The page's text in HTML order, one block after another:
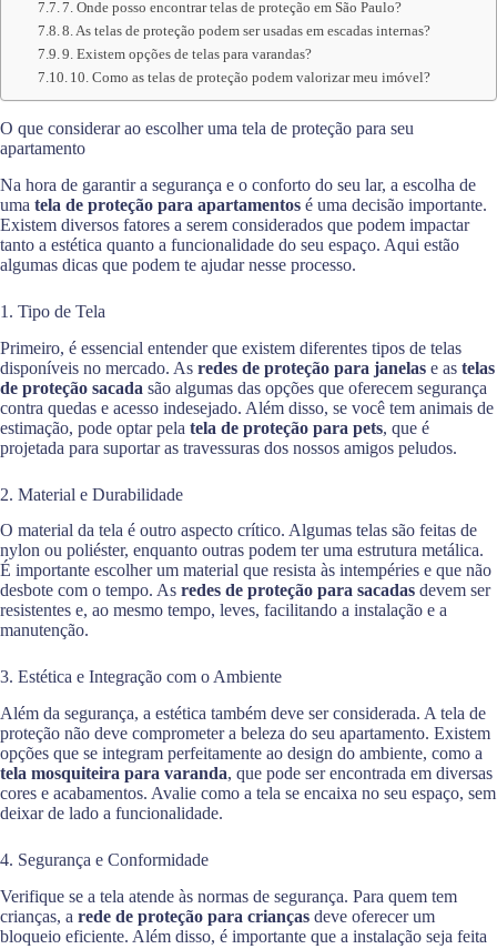
7. Onde posso encontrar telas de proteção em São Paulo?
8. As telas de proteção podem ser usadas em escadas internas?
9. Existem opções de telas para varandas?
10. Como as telas de proteção podem valorizar meu imóvel?
O que considerar ao escolher uma tela de proteção para seu
apartamento
Na hora de garantir a segurança e o conforto do seu lar, a escolha de
uma tela de proteção para apartamentos é uma decisão importante.
Existem diversos fatores a serem considerados que podem impactar
tanto a estética quanto a funcionalidade do seu espaço. Aqui estão
algumas dicas que podem te ajudar nesse processo.
1. Tipo de Tela
Primeiro, é essencial entender que existem diferentes tipos de telas
disponíveis no mercado. As redes de proteção para janelas e as telas
de proteção sacada são algumas das opções que oferecem segurança
contra quedas e acesso indesejado. Além disso, se você tem animais de
estimação, pode optar pela tela de proteção para pets, que é
projetada para suportar as travessuras dos nossos amigos peludos.
2. Material e Durabilidade
O material da tela é outro aspecto crítico. Algumas telas são feitas de
nylon ou poliéster, enquanto outras podem ter uma estrutura metálica.
É importante escolher um material que resista às intempéries e que não
desbote com o tempo. As redes de proteção para sacadas devem ser
resistentes e, ao mesmo tempo, leves, facilitando a instalação e a
manutenção.
3. Estética e Integração com o Ambiente
Além da segurança, a estética também deve ser considerada. A tela de
proteção não deve comprometer a beleza do seu apartamento. Existem
opções que se integram perfeitamente ao design do ambiente, como a
tela mosquiteira para varanda, que pode ser encontrada em diversas
cores e acabamentos. Avalie como a tela se encaixa no seu espaço, sem
deixar de lado a funcionalidade.
4. Segurança e Conformidade
Verifique se a tela atende às normas de segurança. Para quem tem
crianças, a rede de proteção para crianças deve oferecer um
bloqueio eficiente. Além disso, é importante que a instalação seja feita